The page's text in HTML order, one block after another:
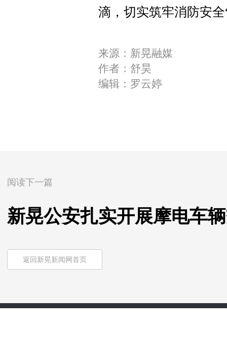
滴，切实筑牢消防安全
来源：新晃融媒
作者：舒昊
编辑：罗云婷
阅读下一篇
新晃公安扎实开展摩电车
返回新晃新闻网首页